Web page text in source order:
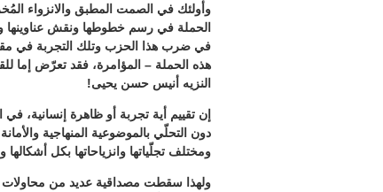
وأولئك في الصمت المطبق والانزواء
الحملة في رسم خطوطها ونقش عناوينها
في ضرب هذا الحزب وتلك التجربة في
هذه الحملة – المؤامرة، فقد تعرّض إما
النزيه أنيس حسن يحيى!
إن تقييم أية تجربة أو ظاهرة إنسانية،
دون التحلّي بالموضوعية المنهاجية
ومختلف تجلّياتها وانزياحاتها بكل أشكالها
ولهذا سقطت مصداقية عديد من محاولات